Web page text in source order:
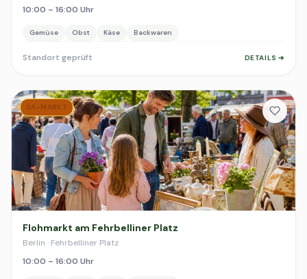
10:00 – 16:00 Uhr
Gemüse Obst Käse Backwaren
Standort geprüft DETAILS ➔
SA-MARKT
Flohmarkt am Fehrbelliner Platz
Berlin · Fehrbelliner Platz
10:00 – 16:00 Uhr